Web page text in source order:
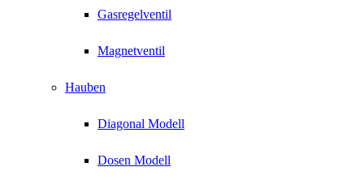
Gasregelventil
Magnetventil
Hauben
Diagonal Modell
Dosen Modell